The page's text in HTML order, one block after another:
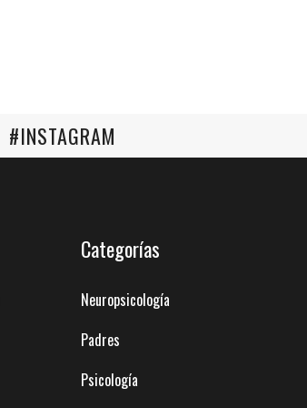
#INSTAGRAM
Categorías
Neuropsicología
Padres
Psicología